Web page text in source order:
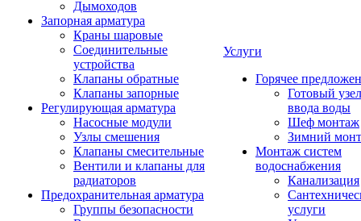
Дымоходов
Запорная арматура
Краны шаровые
Соединительные
устройства
Клапаны обратные
Клапаны запорные
Регулирующая арматура
Насосные модули
Узлы смешения
Клапаны смесительные
Вентили и клапаны для
радиаторов
Предохранительная арматура
Группы безопасности
Услуги
Горячее
Готовый узел
ввода воды
Шеф монтаж
Зимний
Монтаж систем
водоснабжения
Канализация
услуги